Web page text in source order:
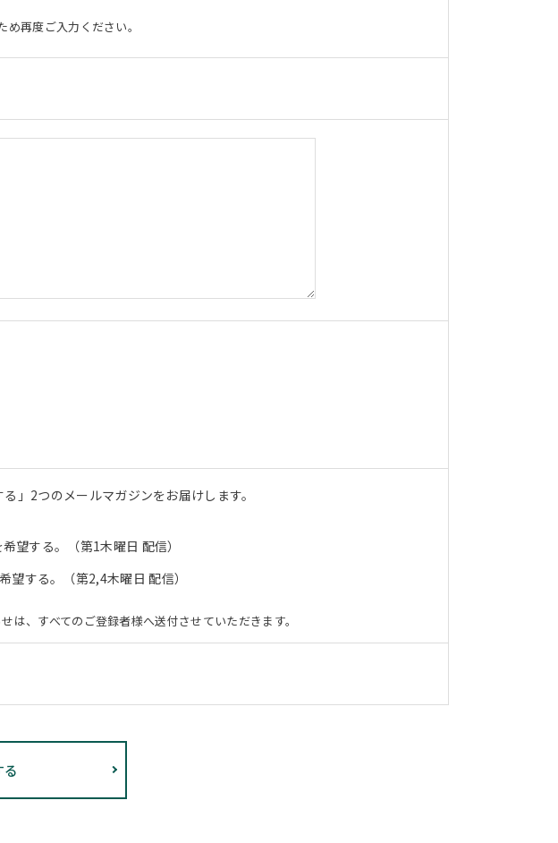
再度ご入力ください。
」2つのメールマガジンをお届けします。
望する。（第1木曜日 配信）
望する。（第2,4木曜日 配信）
、すべてのご登録者様へ送付させていただきます。